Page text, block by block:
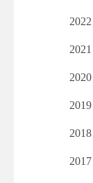
2022
2021
2020
2019
2018
2017